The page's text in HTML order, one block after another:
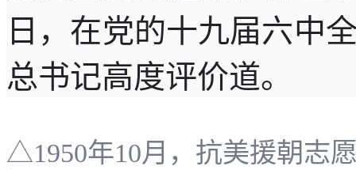
日，在党的十九届六中
总书记高度评价道。
△1950年10月，抗美援朝志